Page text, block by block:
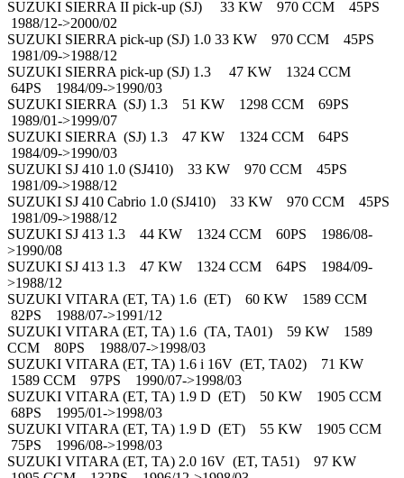
SUZUKI SIERRA II pick-up (SJ) 33 KW 970 CCM 45PS
1988/12->2000/02
SUZUKI SIERRA pick-up (SJ) 1.0 33 KW 970 CCM 45PS
1981/09->1988/12
SUZUKI SIERRA pick-up (SJ) 1.3 47 KW 1324 CCM
64PS 1984/09->1990/03
SUZUKI SIERRA (SJ) 1.3 51 KW 1298 CCM 69PS
1989/01->1999/07
SUZUKI SIERRA (SJ) 1.3 47 KW 1324 CCM 64PS
1984/09->1990/03
SUZUKI SJ 410 1.0 (SJ410) 33 KW 970 CCM 45PS
1981/09->1988/12
SUZUKI SJ 410 Cabrio 1.0 (SJ410) 33 KW 970 CCM 45PS
1981/09->1988/12
SUZUKI SJ 413 1.3 44 KW 1324 CCM 60PS 1986/08-
>1990/08
SUZUKI SJ 413 1.3 47 KW 1324 CCM 64PS 1984/09-
>1988/12
SUZUKI VITARA (ET, TA) 1.6 (ET) 60 KW 1589 CCM
82PS 1988/07->1991/12
SUZUKI VITARA (ET, TA) 1.6 (TA, TA01) 59 KW 1589
CCM 80PS 1988/07->1998/03
SUZUKI VITARA (ET, TA) 1.6 i 16V (ET, TA02) 71 KW
1589 CCM 97PS 1990/07->1998/03
SUZUKI VITARA (ET, TA) 1.9 D (ET) 50 KW 1905 CCM
68PS 1995/01->1998/03
SUZUKI VITARA (ET, TA) 1.9 D (ET) 55 KW 1905 CCM
75PS 1996/08->1998/03
SUZUKI VITARA (ET, TA) 2.0 16V (ET, TA51) 97 KW